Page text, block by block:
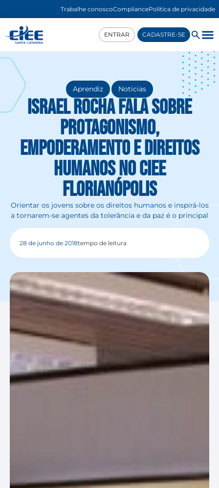
Trabalhe conoscoCompliancePolítica de privacidade
ENTRAR CADASTRE-SE
Aprendiz , Notícias
Israel Rocha fala sobre
protagonismo,
empoderamento e direitos
humanos no CIEE
Florianópolis
Orientar os jovens sobre os direitos humanos e inspirá-los
a tornarem-se agentes da tolerância e da paz é o principal
28 de junho de 2018tempo de leitura